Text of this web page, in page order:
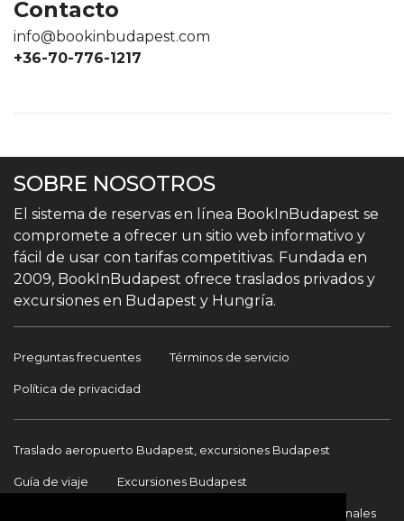
Contacto
info@bookinbudapest.com
+36-70-776-1217
SOBRE NOSOTROS
El sistema de reservas en línea BookInBudapest se
compromete a ofrecer un sitio web informativo y
fácil de usar con tarifas competitivas. Fundada en
2009, BookInBudapest ofrece traslados privados y
excursiones en Budapest y Hungría.
Preguntas frecuentes Términos de servicio
Política de privacidad
Traslado aeropuerto Budapest, excursiones Budapest
Guía de viaje Excursiones Budapest
Traslados internacionales